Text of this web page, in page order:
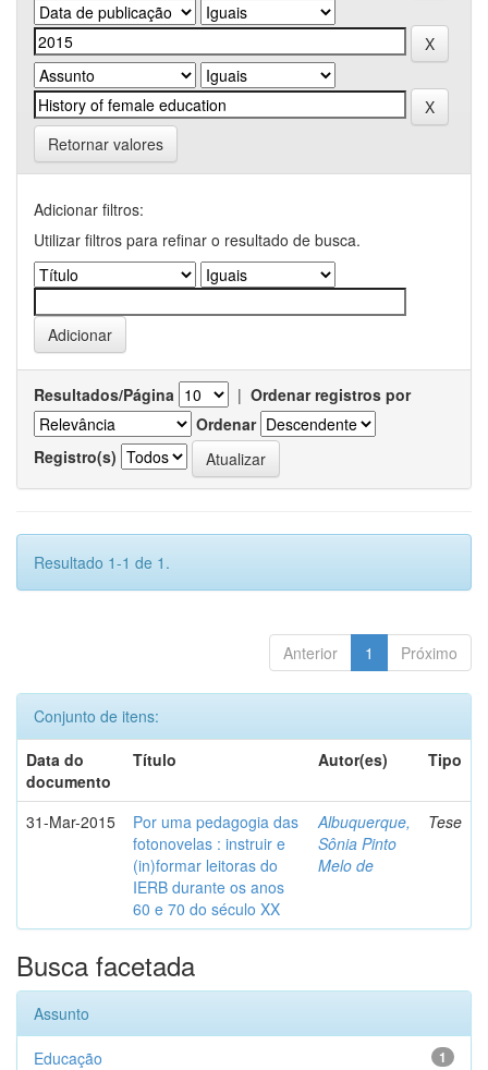
Retornar valores
Adicionar filtros:
Utilizar filtros para refinar o resultado de busca.
Resultados/Página | Ordenar registros por
Ordenar
Registro(s)
Resultado 1-1 de 1.
Anterior 1 Próximo
Conjunto de itens:
Data do
documento
Título Autor(es) Tipo
31-Mar-2015
Por uma pedagogia das
fotonovelas : instruir e
(in)formar leitoras do
IERB durante os anos
60 e 70 do século XX
Albuquerque,
Sônia Pinto
Melo de
Tese
Busca facetada
Assunto
1
Educação